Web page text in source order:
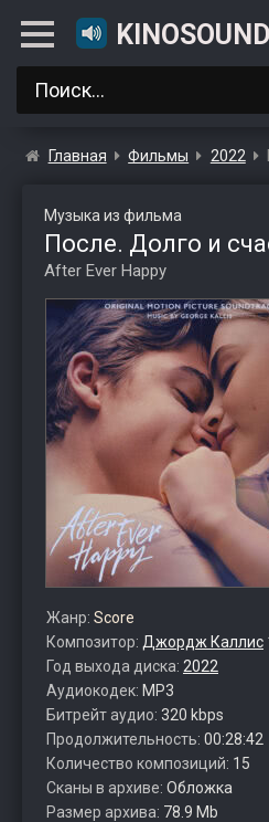
Главная Фильмы 2022
Музыка из фильма
После. Долго и
After Ever Happy
Жанр: Score
Композитор: Джордж Каллис
Год выхода диска: 2022
Аудиокодек: MP3
Битрейт аудио: 320 kbps
Продолжительность: 00:28:42
Количество композиций: 15
Сканы в архиве: Обложка
Размер архива: 78.9 Mb